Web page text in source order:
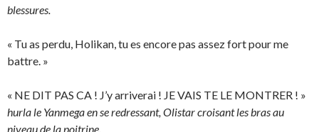
blessures.
« Tu as perdu, Holikan, tu es encore pas assez fort pour me
battre. »
« NE DIT PAS CA ! J’y arriverai ! JE VAIS TE LE MONTRER ! »
hurla le Yanmega en se redressant, Olistar croisant les bras au
niveau de la poitrine.